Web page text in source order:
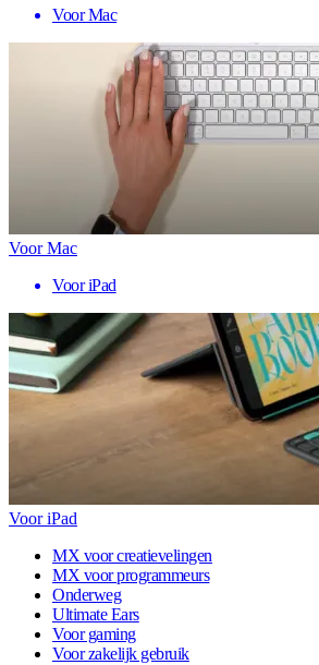
Voor Mac
Voor Mac
Voor iPad
Voor iPad
MX voor creatievelingen
MX voor programmeurs
Onderweg
Ultimate Ears
Voor gaming
Voor zakelijk gebruik